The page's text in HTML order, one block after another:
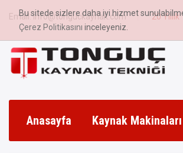
Email: info@tonguckaynak.com 20
Anasayfa Kaynak Makinaları
Bu sitede sizlere daha iyi hizmet
Çerez Politikasını inceleyeniz.